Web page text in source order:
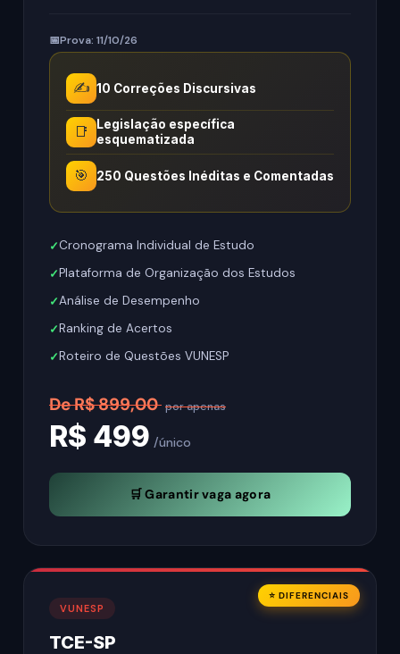
Prova: 11/10/26
✍️ 10 Correções Discursivas
📑
Legislação específica
esquematizada
🎯 250 Questões Inéditas e Comentadas
Cronograma Individual de Estudo
Plataforma de Organização dos Estudos
Análise de Desempenho
Ranking de Acertos
Roteiro de Questões VUNESP
De R$ 899,00 por apenas
R$ 499 /único
🛒 Garantir vaga agora
⭐ DIFERENCIAIS
VUNESP
TCE-SP